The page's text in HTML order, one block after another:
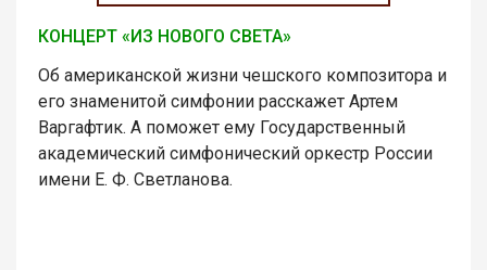
КОНЦЕРТ «ИЗ НОВОГО СВЕТА»
Об американской жизни чешского композитора и
его знаменитой симфонии расскажет Артем
Варгафтик. А поможет ему Государственный
академический симфонический оркестр России
имени Е. Ф. Светланова.